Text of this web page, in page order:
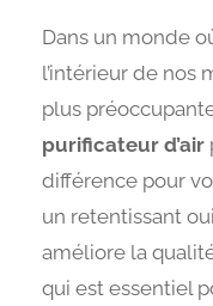
Dans un monde
l’intérieur de nos
plus
purificateur d’air
différence pour
un retentissant
améliore la
qui est essentiel